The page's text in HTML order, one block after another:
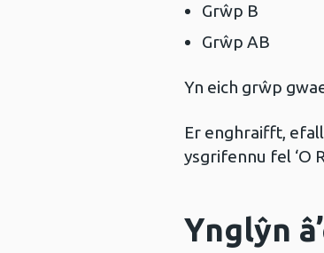
Grŵp B
Grŵp AB
Yn eich grŵp
Er enghraifft,
ysgrifennu fel ‘O
Ynglŷn